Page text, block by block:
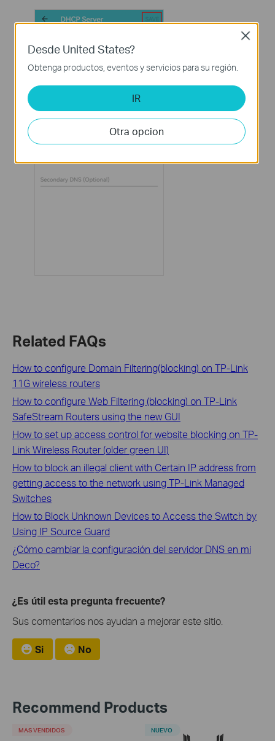
Related FAQs
How to configure Domain Filtering(blocking) on TP-Link
11G wireless routers
How to configure Web Filtering (blocking) on TP-Link
SafeStream Routers using the new GUI
How to set up access control for website blocking on TP-
Link Wireless Router (older green UI)
How to block an illegal client with Certain IP address from
getting access to the network using TP-Link Managed
Switches
How to Block Unknown Devices to Access the Switch by
Using IP Source Guard
¿Cómo cambiar la configuración del servidor DNS en mi
Deco?
¿Es útil esta pregunta frecuente?
Sus comentarios nos ayudan a mejorar este sitio.
Si No
Recommend Products
MAS VENDIDOS NUEVO
Desde United States?
Obtenga productos, eventos y servicios para su región.
IR
Otra opcion
Close